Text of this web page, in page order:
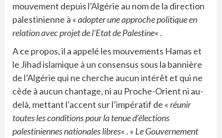
mouvement depuis l’Algérie au nom de la direction
palestinienne à «adopter une approche politique en
relation avec projet de l’Etat de Palestine« .
A ce propos, il a appelé les mouvements Hamas et
le Jihad islamique à un consensus sous la bannière
de l’Algérie qui ne cherche aucun intérêt et qui ne
cède à aucun chantage, ni au Proche-Orient ni au-
delà, mettant l’accent sur l’impératif de «réunir
toutes les conditions pour la tenue d’élections
palestiniennes nationales libres« . « Le Gouvernement